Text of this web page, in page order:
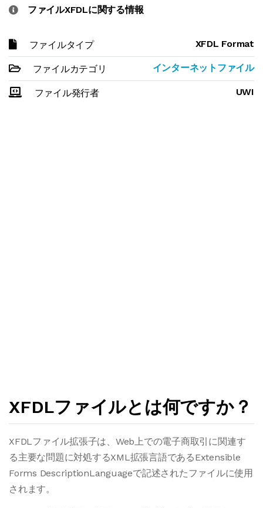
ファイルXFDLに関する情報
ファイルタイプ XFDL Format
ファイルカテゴリ インターネットファイル
ファイル発行者 UWI
XFDLファイルとは何ですか？
XFDLファイル拡張子は、Web上での電子商取引に関連す
る主要な問題に対処するXML拡張言語であるExtensible
Forms DescriptionLanguageで記述されたファイルに使用
されます。